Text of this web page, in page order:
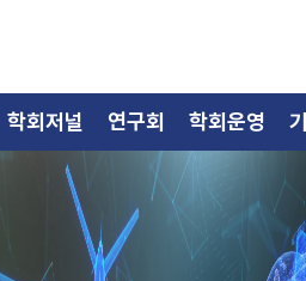
학회저널 연구회 학회운영